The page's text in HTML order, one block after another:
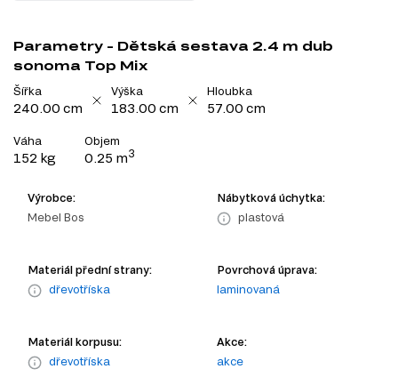
Parametry - Dětská sestava 2.4 m dub
sonoma Top Mix
Šířka
240.00 cm
Výška
183.00 cm
Hloubka
57.00 cm
Váha
152 kg
Objem
0.25 m3
Výrobce:
Mebel Bos
Nábytková úchytka:
plastová
Materiál přední strany:
dřevotříska
Povrchová úprava:
laminovaná
Materiál korpusu:
dřevotříska
Akce:
akce